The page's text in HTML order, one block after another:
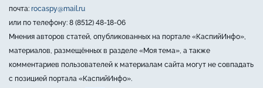
почта: rocaspy@mail.ru
или по телефону: 8 (8512) 48-18-06
Мнения авторов статей, опубликованных на портале «КаспийИнфо»,
материалов, размещённых в разделе «Моя тема», а также
комментариев пользователей к материалам сайта могут не совпадать
с позицией портала «КаспийИнфо».